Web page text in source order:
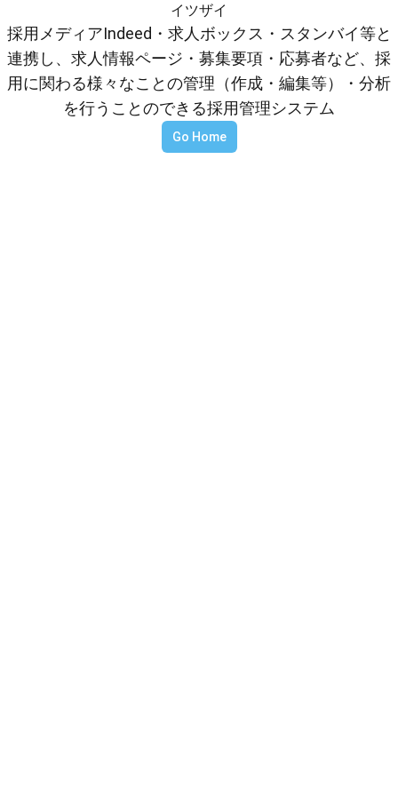
イツザイ
採用メディアIndeed・求人ボックス・スタンバイ等と
連携し、求人情報ページ・募集要項・応募者など、採
用に関わる様々なことの管理（作成・編集等）・分析
を行うことのできる採用管理システム
Go Home